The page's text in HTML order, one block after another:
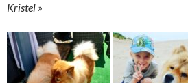
Kristel »